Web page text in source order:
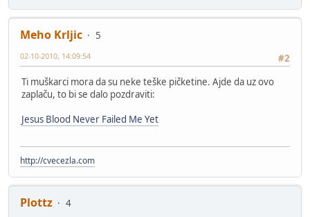
Meho Krljic
5
#2
02-10-2010, 14:09:54
Ti muškarci mora da su neke teške pičketine. Ajde da uz ovo
zaplaču, to bi se dalo pozdraviti:
Jesus Blood Never Failed Me Yet
http://cvecezla.com
Plottz
4